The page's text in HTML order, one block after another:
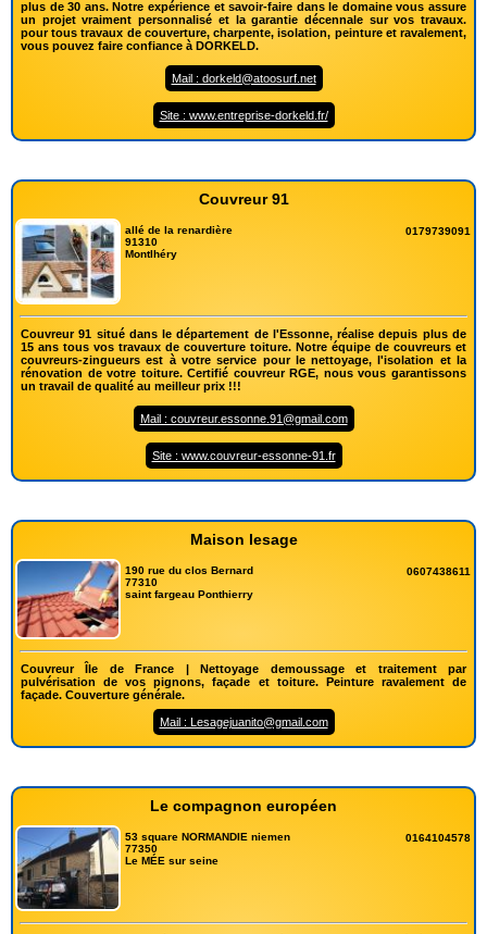
plus de 30 ans. Notre expérience et savoir-faire dans le domaine vous assure
un projet vraiment personnalisé et la garantie décennale sur vos travaux.
pour tous travaux de couverture, charpente, isolation, peinture et ravalement,
vous pouvez faire confiance à DORKELD.
Mail : dorkeld@atoosurf.net
Site : www.entreprise-dorkeld.fr/
Couvreur 91
allé de la renardière
91310
Montlhéry
0179739091
Couvreur 91 situé dans le département de l'Essonne, réalise depuis plus de
15 ans tous vos travaux de couverture toiture. Notre équipe de couvreurs et
couvreurs-zingueurs est à votre service pour le nettoyage, l'isolation et la
rénovation de votre toiture. Certifié couvreur RGE, nous vous garantissons
un travail de qualité au meilleur prix !!!
Mail : couvreur.essonne.91@gmail.com
Site : www.couvreur-essonne-91.fr
Maison lesage
190 rue du clos Bernard
77310
saint fargeau Ponthierry
0607438611
Couvreur Île de France | Nettoyage demoussage et traitement par
pulvérisation de vos pignons, façade et toiture. Peinture ravalement de
façade. Couverture générale.
Mail : Lesagejuanito@gmail.com
Le compagnon européen
53 square NORMANDIE niemen
77350
Le MÉE sur seine
0164104578